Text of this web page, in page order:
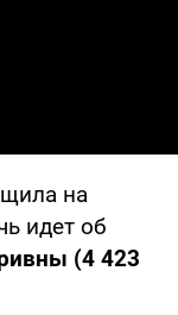
на
идет об
(4 423